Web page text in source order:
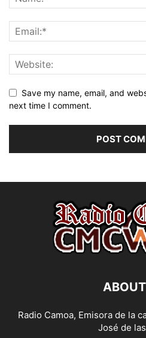
Save my name, email, and
next time I comment.
Radio Camoa, Emisora de la
José de